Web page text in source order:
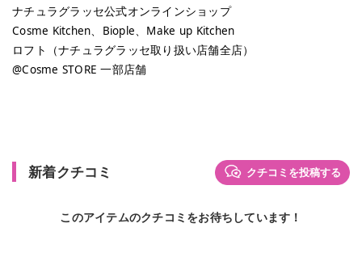
ナチュラグラッセ公式オンラインショップ
Cosme Kitchen、Biople、Make up Kitchen
ロフト（ナチュラグラッセ取り扱い店舗全店）
@Cosme STORE 一部店舗
新着クチコミ クチコミを投稿する
このアイテムのクチコミをお待ちしています！